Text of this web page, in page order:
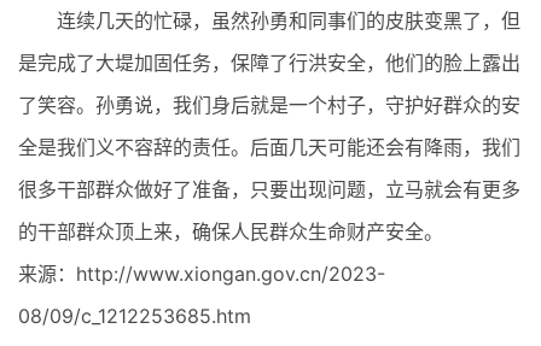
连续几天的忙碌，虽然孙勇和同事们的皮肤变黑了，但
是完成了大堤加固任务，保障了行洪安全，他们的脸上露出
了笑容。孙勇说，我们身后就是一个村子，守护好群众的安
全是我们义不容辞的责任。后面几天可能还会有降雨，我们
很多干部群众做好了准备，只要出现问题，立马就会有更多
的干部群众顶上来，确保人民群众生命财产安全。
来源：http://www.xiongan.gov.cn/2023-
08/09/c_1212253685.htm